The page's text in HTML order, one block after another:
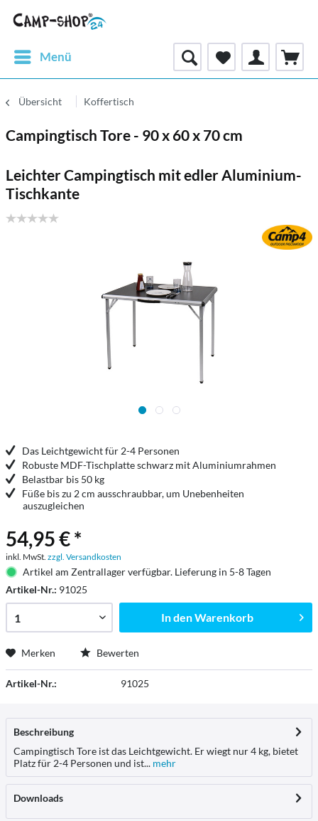
Menü
Übersicht Koffertisch
Campingtisch Tore - 90 x 60 x 70 cm
Leichter Campingtisch mit edler Aluminium-
Tischkante
Das Leichtgewicht für 2-4 Personen
Robuste MDF-Tischplatte schwarz mit Aluminiumrahmen
Belastbar bis 50 kg
Füße bis zu 2 cm ausschraubbar, um Unebenheiten
auszugleichen
54,95 € *
inkl. MwSt. zzgl. Versandkosten
Artikel am Zentrallager verfügbar. Lieferung in 5-8 Tagen
Artikel-Nr.: 91025
In denWarenkorb
Merken Bewerten
Artikel-Nr.: 91025
Beschreibung
Campingtisch Tore ist das Leichtgewicht. Er wiegt nur 4 kg, bietet
Platz für 2-4 Personen und ist... mehr
Downloads